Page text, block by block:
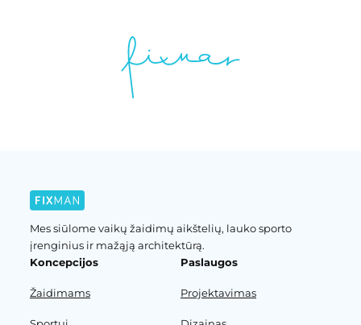
Mes siūlome vaikų žaidimų aikštelių, lauko sporto
įrenginius ir mažąją architektūrą.
Koncepcijos
Žaidimams
Paslaugos
Projektavimas